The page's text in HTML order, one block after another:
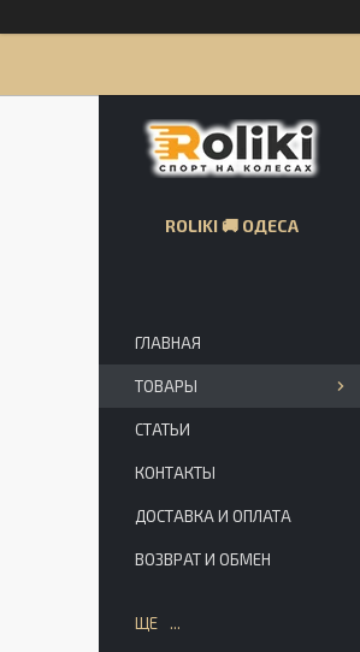
ROLIKI 🚚 ОДЕСА
ГЛАВНАЯ
ТОВАРЫ
СТАТЬИ
КОНТАКТЫ
ДОСТАВКА И ОПЛАТА
ВОЗВРАТ И ОБМЕН
ЩЕ